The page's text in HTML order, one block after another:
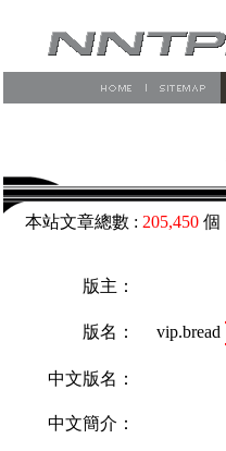
本站文章總數 : 205,450 個
版主：
版名： vip.bread
中文版名：
中文簡介：